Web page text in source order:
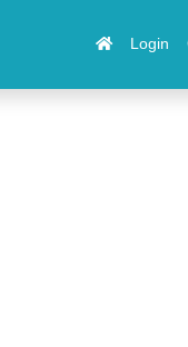
Login